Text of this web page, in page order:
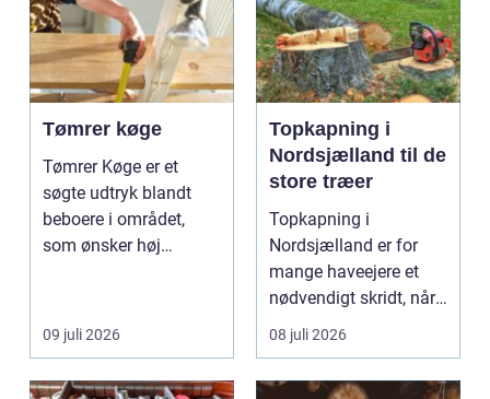
Tømrer køge
Tømrer Køge er et
søgte udtryk blandt
beboere i området,
som ønsker høj
09 juli 2026
Topkapning i
Nordsjælland til de
store træer
Topkapning i
Nordsjælland er for
mange haveejere et
nødvendigt skridt, når
store ...
08 juli 2026